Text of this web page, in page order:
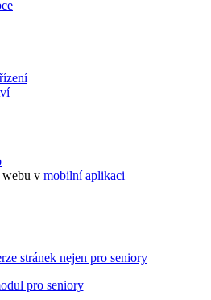
webu v mobilní aplikaci –
stránek nejen pro seniory